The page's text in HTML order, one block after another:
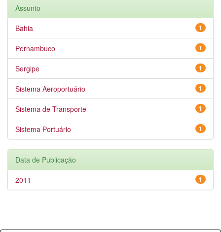
Assunto
1
Bahia
1
Pernambuco
1
Sergipe
1
Sistema Aeroportuário
1
Sistema de Transporte
1
Sistema Portuário
Data de Publicação
1
2011